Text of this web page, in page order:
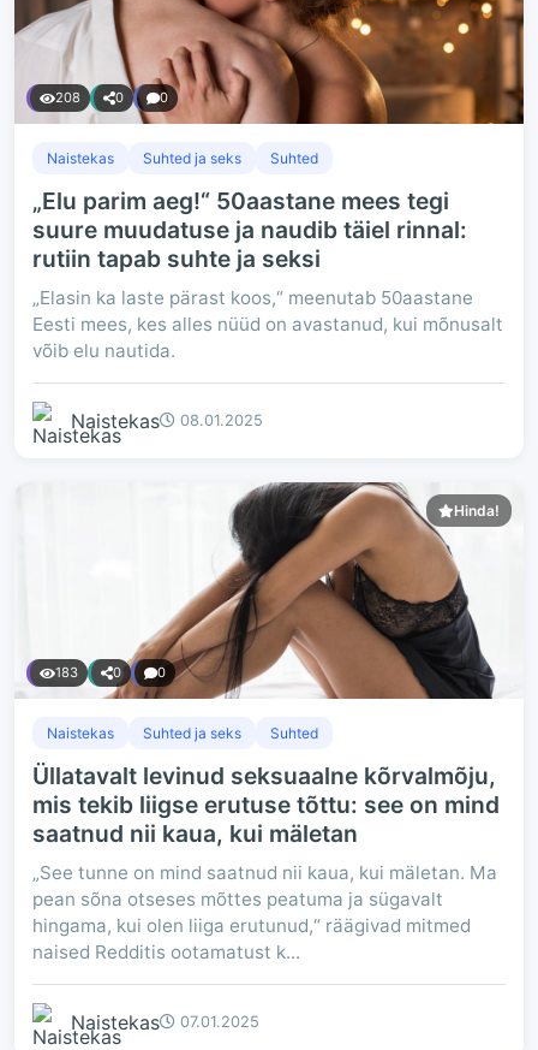
208 0 0
Naistekas Suhted ja seks Suhted
„Elu parim aeg!“ 50aastane mees tegi
suure muudatuse ja naudib täiel rinnal:
rutiin tapab suhte ja seksi
„Elasin ka laste pärast koos,“ meenutab 50aastane
Eesti mees, kes alles nüüd on avastanud, kui mõnusalt
võib elu nautida.
Naistekas 08.01.2025
Hinda!
183 0 0
Naistekas Suhted ja seks Suhted
Üllatavalt levinud seksuaalne kõrvalmõju,
mis tekib liigse erutuse tõttu: see on mind
saatnud nii kaua, kui mäletan
„See tunne on mind saatnud nii kaua, kui mäletan. Ma
pean sõna otseses mõttes peatuma ja sügavalt
hingama, kui olen liiga erutunud,“ räägivad mitmed
naised Redditis ootamatust k...
Naistekas 07.01.2025